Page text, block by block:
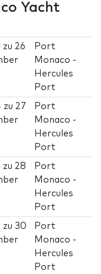
Yacht
zu 26
Port
Monaco -
Hercules
Port
zu 27
Port
Monaco -
Hercules
Port
zu 28
Port
Monaco -
Hercules
Port
zu 30
Port
Monaco -
Hercules
Port